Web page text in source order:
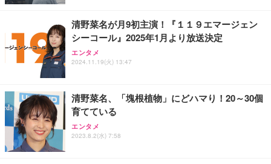
清野菜名が月9初主演！『１１９エマージェン
シーコール』2025年1月より放送決定
エンタメ
2024.11.19(火) 13:47
清野菜名、「塊根植物」にどハマり！20～30個
育てている
エンタメ
2023.8.2(水) 7:58